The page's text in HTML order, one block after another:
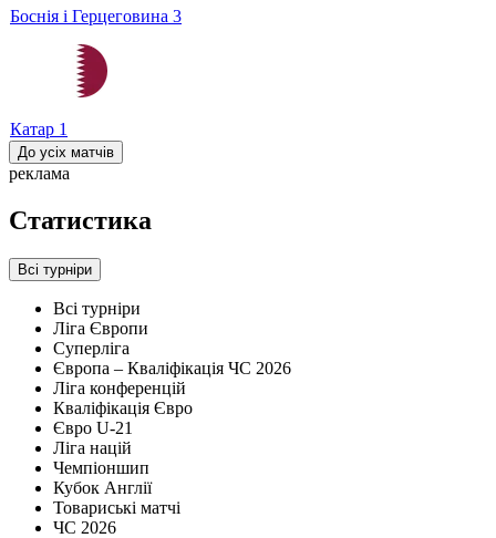
Боснія і Герцеговина 3
Катар 1
До усіх матчів
реклама
Статистика
Всі турніри
Всі турніри
Ліга Європи
Суперліга
Європа – Кваліфікація ЧС 2026
Ліга конференцій
Кваліфікація Євро
Євро U-21
Ліга націй
Чемпіоншип
Кубок Англії
Товариські матчі
ЧС 2026